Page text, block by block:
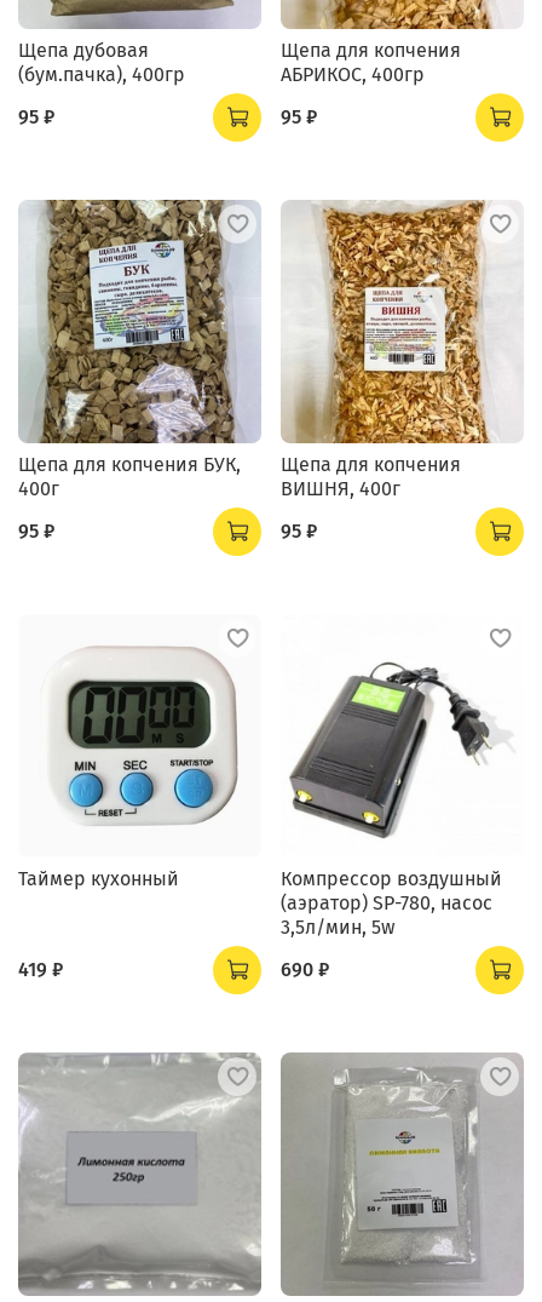
Щепа дубовая
(бум.пачка), 400гр
95 ₽
Щепа для копчения
АБРИКОС, 400гр
95 ₽
Щепа для копчения БУК,
400г
95 ₽
Щепа для копчения
ВИШНЯ, 400г
95 ₽
Таймер кухонный
419 ₽
Компрессор воздушный
(аэратор) SP-780, насос
3,5л/мин, 5w
690 ₽